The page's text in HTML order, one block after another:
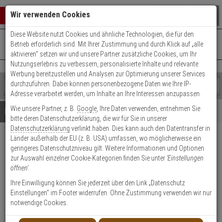
Warenkorb schließen
0 ARTIKEL IM WARENKORB
Ihr Warenkorb ist momentan leer.
Ergebnisse ()
Fertig
Shop
durchsuchen
Bitte
geben
Sie
mindestens
Zeichen
ein,
um
Suche
Es
wurde
noch
Kategorien
Suche
gestartet
+49 (0)821 899 493-0Mo. - Do.: 8:00 - 16:30 | Fr.: 8:00 - 14:00 Uhr
Kontaktservice nutzen
Details Beratung
Optex PIE-1 Integration von
OPTEX Produkten via IP
Produktmerkmale
Datenblatt drucken
Wir verwenden Cookies
Diese Website nutzt Cookies und ähnliche Technologien, die für den
Betrieb erforderlich sind. Mit Ihrer Zustimmung und durch Klick auf „alle
aktivieren“ setzen wir und unsere Partner zusätzliche Cookies, um Ihr
Nutzungserlebnis zu verbessern, personalisierte Inhalte und relevante
Werbung bereitzustellen und Analysen zur Optimierung unserer Services
durchzuführen. Dabei können personenbezogene Daten wie Ihre IP-
Adresse verarbeitet werden, um Inhalte an Ihre Interessen anzupassen.
Wie unsere Partner, z. B. Google , Ihre Daten verwenden, entnehmen Sie
bitte deren Datenschutzerklärung, die wir für Sie in unserer
Datenschutzerklärung verlinkt haben. Dies kann auch den Datentransfer in
Länder außerhalb der EU (z. B. USA) umfassen, wo möglicherweise ein
geringeres Datenschutzniveau gilt. Weitere Informationen und Optionen
zur Auswahl einzelner Cookie-Kategorien finden Sie unter 'Einstellungen
öffnen'.
Ihre Einwilligung können Sie jederzeit über den Link „Datenschutz
Einstellungen“ im Footer widerrufen. Ohne Zustimmung verwenden wir nur
notwendige Cookies.